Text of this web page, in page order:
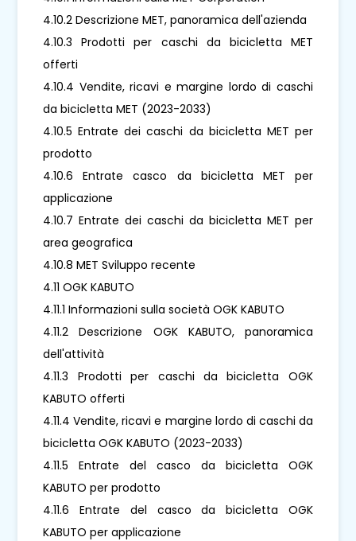
4.10.2 Descrizione MET, panoramica dell'azienda
4.10.3 Prodotti per caschi da bicicletta MET
offerti
4.10.4 Vendite, ricavi e margine lordo di caschi
da bicicletta MET (2023-2033)
4.10.5 Entrate dei caschi da bicicletta MET per
prodotto
4.10.6 Entrate casco da bicicletta MET per
applicazione
4.10.7 Entrate dei caschi da bicicletta MET per
area geografica
4.10.8 MET Sviluppo recente
4.11 OGK KABUTO
4.11.1 Informazioni sulla società OGK KABUTO
4.11.2 Descrizione OGK KABUTO, panoramica
dell'attività
4.11.3 Prodotti per caschi da bicicletta OGK
KABUTO offerti
4.11.4 Vendite, ricavi e margine lordo di caschi da
bicicletta OGK KABUTO (2023-2033)
4.11.5 Entrate del casco da bicicletta OGK
KABUTO per prodotto
4.11.6 Entrate del casco da bicicletta OGK
KABUTO per applicazione